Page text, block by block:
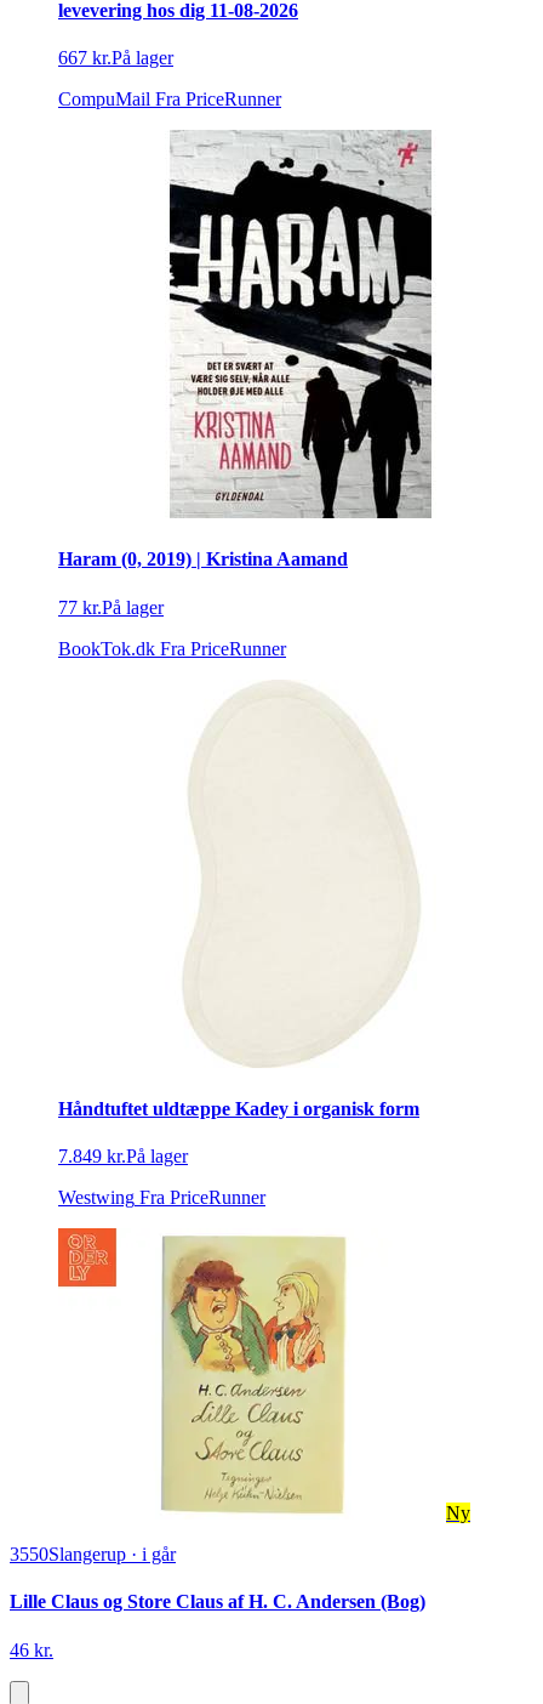
levevering hos dig 11-08-2026
667 kr.På lager
CompuMail Fra PriceRunner
Haram (0, 2019) | Kristina Aamand
77 kr.På lager
BookTok.dk Fra PriceRunner
Håndtuftet uldtæppe Kadey i organisk form
7.849 kr.På lager
Westwing Fra PriceRunner
Ny
3550Slangerup · i går
Lille Claus og Store Claus af H. C. Andersen (Bog)
46 kr.